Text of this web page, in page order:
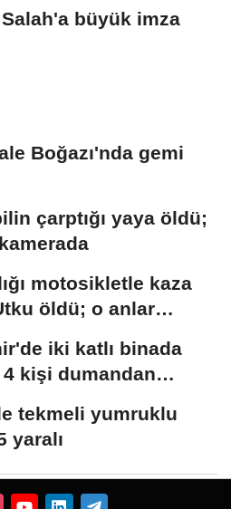
büyük imza
Boğazı'nda gemi
çarptığı yaya öldü;
motosikletle kaza
öldü; o anlar
iki katlı binada
4 kişi dumandan
tekmeli yumruklu
yaralı